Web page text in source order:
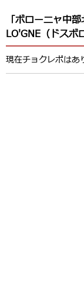
「ボローニャ中
LO'GNE（ドスボ
現在チョクレポはあ